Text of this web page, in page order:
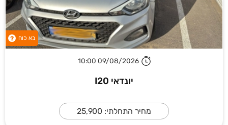
בא כוח ?
09/08/2026 10:00
יונדאי I20
מחיר התחלתי: 25,900